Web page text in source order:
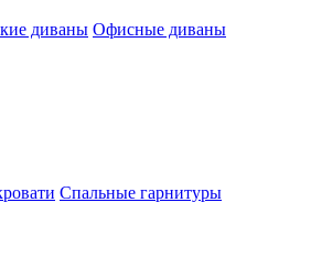
диваны Офисные диваны
Спальные гарнитуры